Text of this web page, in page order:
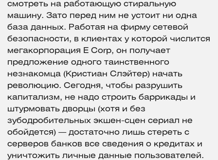
смотреть на работающую стиральную
машину. Зато перед ним не устоит ни одна
база данных. Работая на фирму сетевой
безопасности, в клиентах у которой числится
мегакорпорация E Corp, он получает
предложение одного таинственного
незнакомца (Кристиан Слэйтер) начать
революцию. Сегодня, чтобы разрушить
капитализм, не надо строить баррикады и
штурмовать дворцы (хотя и без
зубодробительных экшен-сцен сериал не
обойдется) — достаточно лишь стереть с
серверов банков все сведения о кредитах и
уничтожить личные данные пользователей.